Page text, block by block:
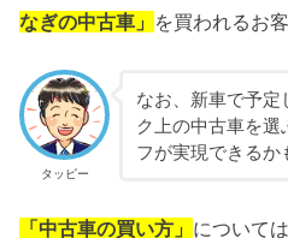
なぎの中古車」 を買われるお
タッピー
なお、新車で予定
ク上の中古車を選
フが実現できるか
「中古車の買い方」 について